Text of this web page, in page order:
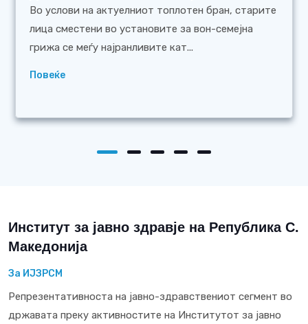
Во услови на актуелниот топлотен бран, старите
лица сместени во установите за вон-семејна
грижа се меѓу најранливите кат...
Повеќе
Институт за јавно здравје на Република С.
Македонија
За ИЈЗРСМ
Репрезентативноста на јавно-здравствениот сегмент во
државата преку активностите на Институтот за јавно